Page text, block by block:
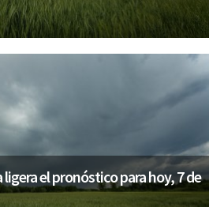
el pronóstico para hoy, 7 de